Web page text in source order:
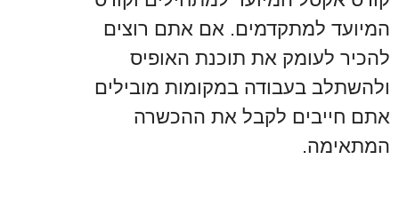
המיועד למתקדמים. אם אתם רוצים
להכיר לעומק את תוכנת האופיס
ולהשתלב בעבודה במקומות מובילים
אתם חייבים לקבל את ההכשרה
המתאימה.